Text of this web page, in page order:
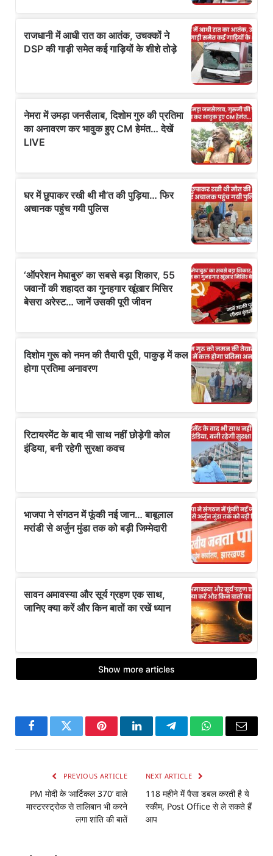
FacebookTwitter PinterestLinkedInTelegramWhatsApp
Email
PREVIOUS ARTICLE
PM मोदी के ‘आर्टिकल 370’ वाले
मास्टरस्ट्रोक से तालिबान भी करने
लगा शांति की बातें
NEXT ARTICLE
118 महीने में पैसा डबल करती है ये
स्‍कीम, Post Office से ले सकते हैं
आप